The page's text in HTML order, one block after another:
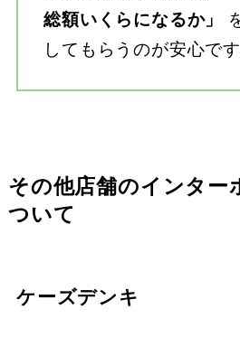
総額いくらになるか」
してもらうのが安心です
その他店舗のインター
ついて
ケーズデンキ